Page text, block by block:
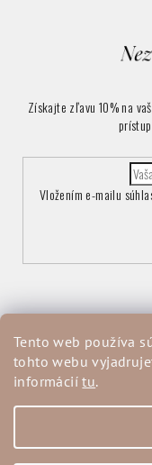
Tento web používa
tohto webu
informáciítu.
Získajte zľavu 10% na
Vložením e-mailu
Vrátenie a
Obchodné
Podmienky